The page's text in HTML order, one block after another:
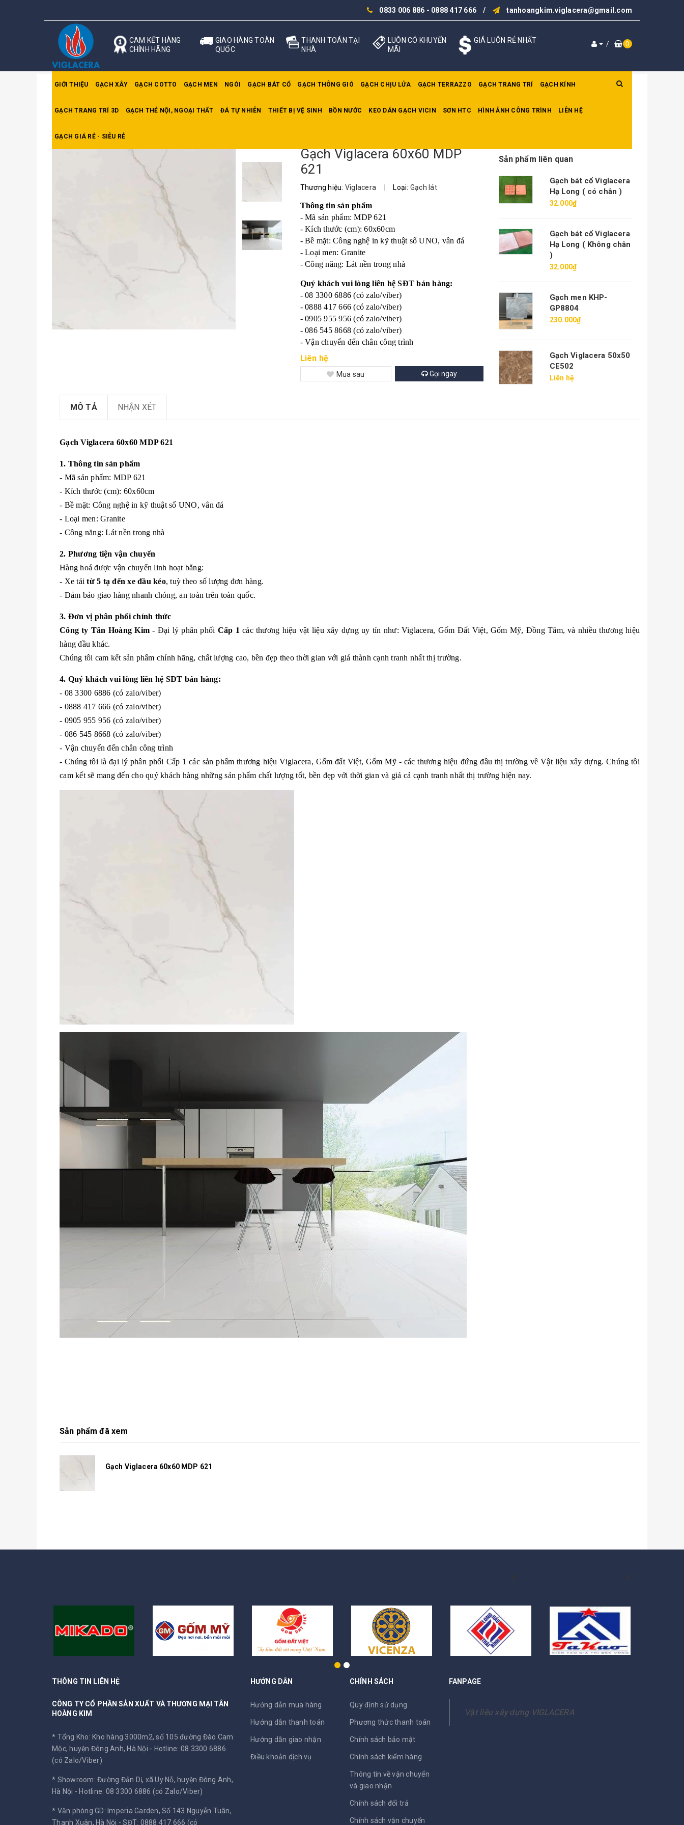
0833 006 886 - 0888 417 666 / tanhoangkim.viglacera@gmail.com
CAM KẾT HÀNG
CHÍNH HÃNG
GIAO HÀNG TOÀN
QUỐC
THANH TOÁN TẠI
NHÀ
LUÔN CÓ KHUYẾN
MÃI
GIÁ LUÔN RẺ NHẤT / 0
GIỚI THIỆU GẠCH XÂY GẠCH COTTO GẠCH MEN NGÓI GẠCH BÁT CỔ GẠCH THÔNG GIÓ GẠCH CHỊU LỬA GẠCH TERRAZZO GẠCH TRANG TRÍ GẠCH KÍNH
GẠCH TRANG TRÍ 3D GẠCH THẺ NỘI, NGOẠI THẤT ĐÁ TỰ NHIÊN THIẾT BỊ VỆ SINH BỒN NƯỚC KEO DÁN GẠCH VICIN SƠN HTC HÌNH ẢNH CÔNG TRÌNH LIÊN HỆ
GẠCH GIÁ RẺ - SIÊU RẺ
Trang chủ Gạch lát Viglacera Gạch Viglacera 60x60 MDP 621
Gạch Viglacera 60x60 MDP
621
Thương hiệu: Viglacera Loại: Gạch lát
Thông tin sản phẩm
- Mã sản phẩm: MDP 621
- Kích thước (cm): 60x60cm
- Bề mặt: Công nghệ in kỹ thuật số UNO, vân đá
- Loại men: Granite
- Công năng: Lát nền trong nhà
Quý khách vui lòng liên hệ SĐT bán hàng:
- 08 3300 6886 (có zalo/viber)
- 0888 417 666 (có zalo/viber)
- 0905 955 956 (có zalo/viber)
- 086 545 8668 (có zalo/viber)
- Vận chuyển đến chân công trình
Liên hệ
Mua sau Gọi ngay
Sản phẩm liên quan
Gạch bát cổ Viglacera
Hạ Long ( có chân )
32.000₫
Gạch bát cổ Viglacera
Hạ Long ( Không chân
)
32.000₫
Gạch men KHP-
GP8804
230.000₫
Gạch Viglacera 50x50
CE502
Liên hệ
MÔ TẢ NHẬN XÉT
Gạch Viglacera 60x60 MDP 621
1. Thông tin sản phẩm
- Mã sản phẩm: MDP 621
- Kích thước (cm): 60x60cm
- Bề mặt: Công nghệ in kỹ thuật số UNO, vân đá
- Loại men: Granite
- Công năng: Lát nền trong nhà
2. Phương tiện vận chuyển
Hàng hoá được vận chuyển linh hoạt bằng:
- Xe tảitừ 5 tạ đến xe đầu kéo, tuỳ theo số lượng đơn hàng.
- Đảm bảo giao hàng nhanh chóng, an toàn trên toàn quốc.
3. Đơn vị phân phối chính thức
Công ty Tân Hoàng Kim - Đại lý phân phối Cấp 1 các thương hiệu vật liệu xây dựng uy tín như: Viglacera, Gốm Đất Việt, Gốm Mỹ, Đồng Tâm, và nhiều thương hiệu
hàng đầu khác.
Chúng tôi cam kết sản phẩm chính hãng, chất lượng cao, bền đẹp theo thời gian với giá thành cạnh tranh nhất thị trường.
4. Quý khách vui lòng liên hệ SĐT bán hàng:
- 08 3300 6886 (có zalo/viber)
- 0888 417 666 (có zalo/viber)
- 0905 955 956 (có zalo/viber)
- 086 545 8668 (có zalo/viber)
- Vận chuyển đến chân công trình
- Chúng tôi là đại lý phân phối Cấp 1 các sản phẩm thương hiệu Viglacera, Gốm đất Việt, Gốm Mỹ - các thương hiệu đứng đầu thị trường về Vật liệu xây dựng. Chúng tôi
cam kết sẽ mang đến cho quý khách hàng những sản phẩm chất lượng tốt, bền đẹp với thời gian và giá cả cạnh tranh nhất thị trường hiện nay.
Sản phẩm đã xem
Gạch Viglacera 60x60 MDP 621
THÔNG TIN LIÊN HỆ
CÔNG TY CỔ PHẦN SẢN XUẤT VÀ THƯƠNG MẠI TÂN
HOÀNG KIM
* Tổng Kho: Kho hàng 3000m2, số 105 đường Đào Cam
Mộc, huyện Đông Anh, Hà Nội - Hotline: 08 3300 6886
(có Zalo/Viber)
* Showroom: Đường Đản Dị, xã Uy Nỗ, huyện Đông Anh,
Hà Nội - Hotline: 08 3300 6886 (có Zalo/Viber)
* Văn phòng GD: Imperia Garden, Số 143 Nguyễn Tuân,
Thanh Xuân, Hà Nội -SĐT: 0888 417 666 (có
HƯỚNG DẪN
Hướng dẫn mua hàng
Hướng dẫn thanh toán
Hướng dẫn giao nhận
Điều khoản dịch vụ
CHÍNH SÁCH
Quy định sử dụng
Phương thức thanh toán
Chính sách bảo mật
Chính sách kiểm hàng
Thông tin về vận chuyển
và giao nhận
Chính sách đổi trả
Chính sách vận chuyển
FANPAGE
Vật liệu xây dựng VIGLACERA